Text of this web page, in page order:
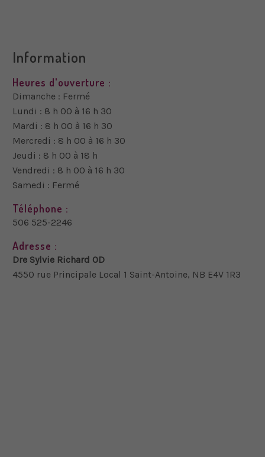
Information
Heures d'ouverture :
Dimanche : Fermé
Lundi : 8 h 00 à 16 h 30
Mardi : 8 h 00 à 16 h 30
Mercredi : 8 h 00 à 16 h 30
Jeudi : 8 h 00 à 18 h
Vendredi : 8 h 00 à 16 h 30
Samedi : Fermé
Téléphone :
506 525-2246
Adresse :
Dre Sylvie Richard OD
4550 rue Principale Local 1 Saint-Antoine, NB E4V 1R3